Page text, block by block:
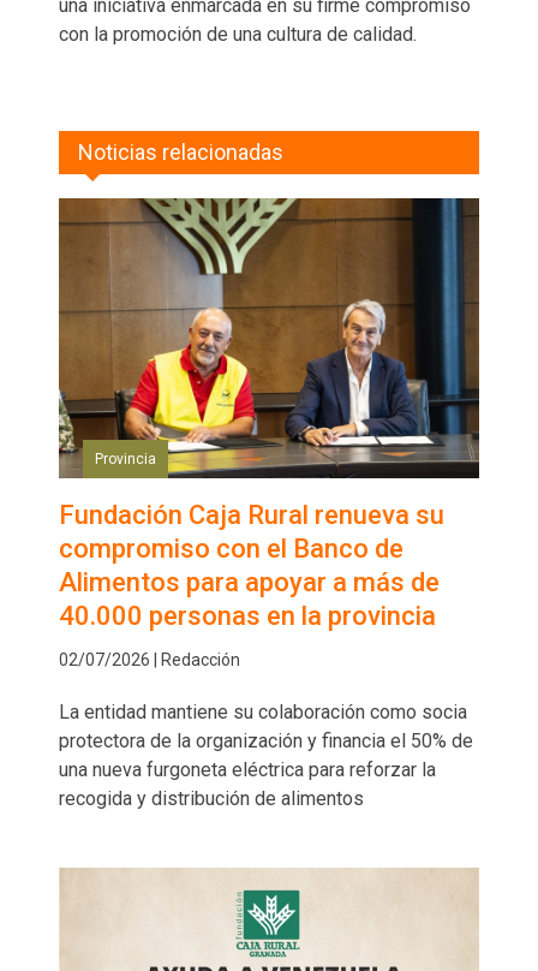
una iniciativa enmarcada en su firme compromiso
con la promoción de una cultura de calidad.
Noticias relacionadas
Provincia
Fundación Caja Rural renueva su
compromiso con el Banco de
Alimentos para apoyar a más de
40.000 personas en la provincia
02/07/2026 | Redacción
La entidad mantiene su colaboración como socia
protectora de la organización y financia el 50% de
una nueva furgoneta eléctrica para reforzar la
recogida y distribución de alimentos